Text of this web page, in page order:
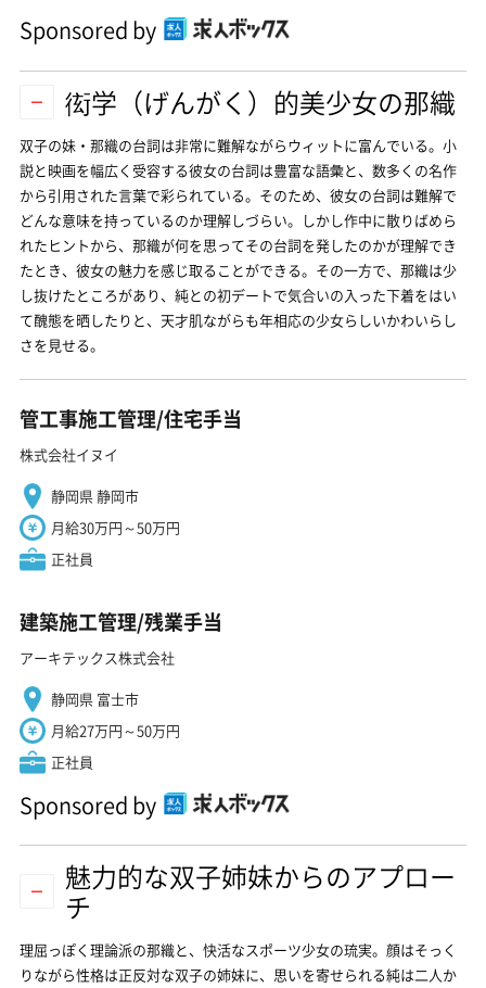
Sponsored by
衒学（げんがく）的美少女の那織
双子の妹・那織の台詞は非常に難解ながらウィットに富んでいる。小
説と映画を幅広く受容する彼女の台詞は豊富な語彙と、数多くの名作
から引用された言葉で彩られている。そのため、彼女の台詞は難解で
どんな意味を持っているのか理解しづらい。しかし作中に散りばめら
れたヒントから、那織が何を思ってその台詞を発したのかが理解でき
たとき、彼女の魅力を感じ取ることができる。その一方で、那織は少
し抜けたところがあり、純との初デートで気合いの入った下着をはい
て醜態を晒したりと、天才肌ながらも年相応の少女らしいかわいらし
さを見せる。
管工事施工管理/住宅手当
株式会社イヌイ
静岡県 静岡市
月給30万円～50万円
正社員
建築施工管理/残業手当
アーキテックス株式会社
静岡県 富士市
月給27万円～50万円
正社員
Sponsored by
魅力的な双子姉妹からのアプロー
チ
理屈っぽく理論派の那織と、快活なスポーツ少女の琉実。顔はそっく
りながら性格は正反対な双子の姉妹に、思いを寄せられる純は二人か